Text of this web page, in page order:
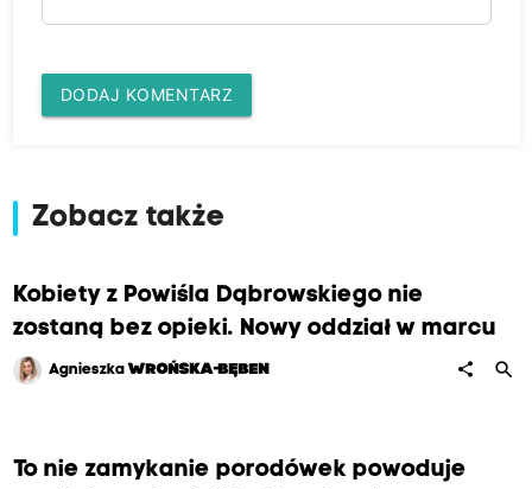
DODAJ KOMENTARZ
Zobacz także
Kobiety z Powiśla Dąbrowskiego nie
zostaną bez opieki. Nowy oddział w marcu
Agnieszka WROŃSKA-BĘBEN share search
To nie zamykanie porodówek powoduje